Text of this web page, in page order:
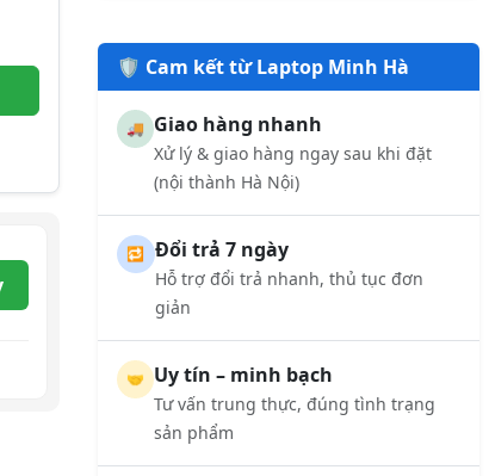
🛡️ Cam kết từ Laptop Minh Hà
🚚 Giao hàng nhanh
Xử lý & giao hàng ngay sau khi đặt
(nội thành Hà Nội)
🔁 Đổi trả 7 ngày
Hỗ trợ đổi trả nhanh, thủ tục đơn
giản
🤝 Uy tín – minh bạch
Tư vấn trung thực, đúng tình trạng
sản phẩm